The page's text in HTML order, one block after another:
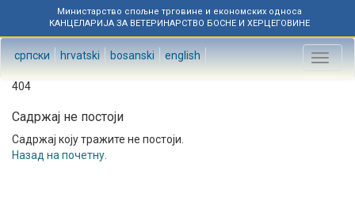
Министарство спољне трговине и економских односа
КАНЦЕЛАРИЈА ЗА ВЕТЕРИНАРСТВО БОСНЕ И ХЕРЦЕГОВИНЕ
српски hrvatski bosanski english
Toggle
404
Садржај не постоји
Садржај коју тражите не постоји.
Назад на почетну